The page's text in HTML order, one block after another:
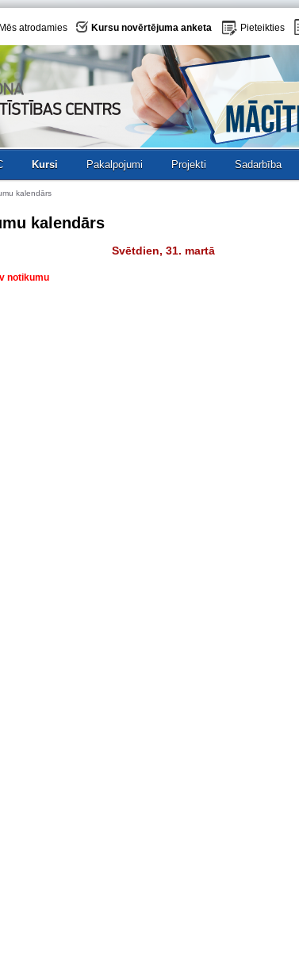
Mēs atrodamies Kursu novērtējuma anketa Pieteikties
Kursi Pakalpojumi Projekti Sadarbība
kalendārs
kalendārs
Svētdien, 31. martā
notikumu